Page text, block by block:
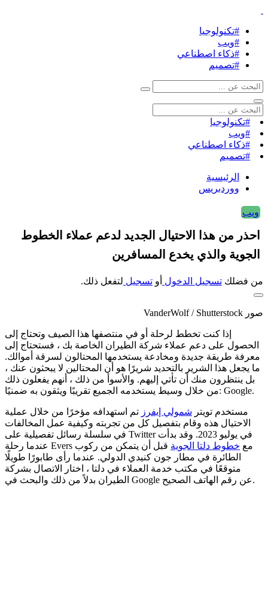
#تكنولوجيا
#ويب
#ذكاء اصطناعي
#تصميم
#تكنولوجيا
#ويب
#ذكاء اصطناعي
#تصميم
الرئيسية
ووردبريس
ويب
احذر من هذا الاحتيال الجديد لدعم عملاء الخطوط
الجوية والذي يخدع المسافرين
من فضلك تسجيل الدخول أو تسجيل لتفعل ذلك.
صور VanderWolf / Shutterstock
إذا كنت تخطط لرحلة أو في منتصفها هذا الصيف وتحتاج إلى
الحصول على دعم عملاء شركة الطيران الخاصة بك ، فستحتاج إلى
معرفة طريقة جديدة ومخادعة يستخدمها المحتالون لسرقة أموالك.
ما يجعل هذا الشرير بالتحديد شريرًا هو أن المحتالين لا يبحثون عنك ،
بل ينتظرون منك أن تأتي إليهم. والأسوأ من ذلك ، أنهم يفعلون ذلك
من خلال وسيط يستخدمه الجميع تقريبًا ويثقون به ضمنيًا: Google.
مستخدم تويتر شمولي إيفرز تم استهدافه مؤخرًا من خلال عملية
الاحتيال هذه وقام بتفصيل كل من تجربته وكيفية عمل المخالفات
في سلسلة رسائل تفصيلية على Twitter في يوليو 2023. وقد بدأت
عندما رحلة Evers مع خطوط دلتا الجوية قبل أن يتمكن من ركوب
الطائرة في مطار جون كنيدي الدولي. عندما رأى طابورًا طويلًا
متوقعًا في مكتب خدمة العملاء في دلتا ، اختار الاتصال بشركة
الطيران بدلاً من ذلك والبحث في Google عن رقم الهاتف الصحيح.